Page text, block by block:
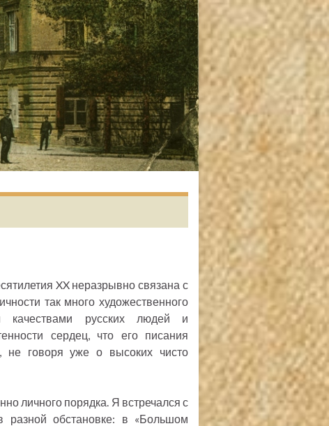
XX неразрывно связана с
так много художественного
качествами русских людей и
сердец, что его писания
не говоря уже о высоких чисто
личного порядка. Я встречался с
обстановке: в «Большом